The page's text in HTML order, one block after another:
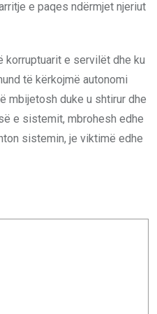
e paqes ndërmjet njeriut
korruptuarit e servilët dhe ku
të kërkojmë autonomi
mbijetosh duke u shtirur dhe
e sistemit, mbrohesh edhe
sistemin, je viktimë edhe